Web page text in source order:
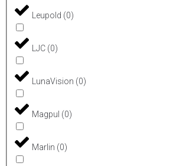
Leupold (0)
LJC (0)
LunaVision (0)
Magpul (0)
Marlin (0)